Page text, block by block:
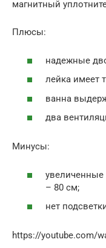
магнитный
Плюсы:
надежные
лейка имеет
ванна
два
Минусы:
увеличенные
– 80 см;
нет
https://youtube.com/